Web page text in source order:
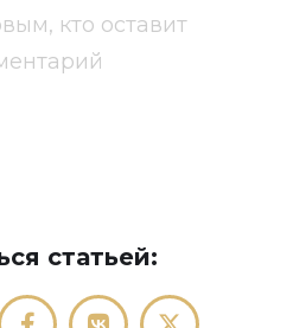
кто оставит
статьей: